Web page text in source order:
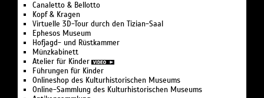
Canaletto & Bellotto
Kopf & Kragen
Virtuelle 3D-Tour durch den Tizian-Saal
Ephesos Museum
Hofjagd- und Rüstkammer
Münzkabinett
Atelier für Kinder
Führungen für Kinder
Onlineshop des Kulturhistorischen Museums
Online-Sammlung des Kulturhistorischen Museums